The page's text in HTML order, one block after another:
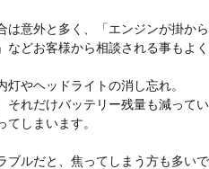
は意外と多く、「エンジンが掛から
どお客様から相談される事もよく
やヘッドライトの消し忘れ。
それだけバッテリー残量も減ってい
しまいます。
ブルだと、焦ってしまう方も多いで